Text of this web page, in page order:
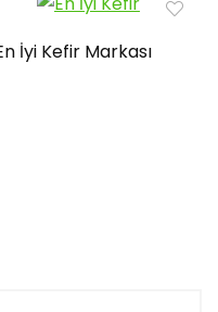
İyi Kefir Markası